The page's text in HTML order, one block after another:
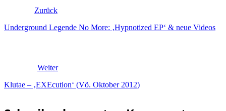
Zurück
Underground Legende No More: ‚Hypnotized EP‘ & neue Videos
Weiter
Klutae – ‚EXEcution‘ (Vö. Oktober 2012)